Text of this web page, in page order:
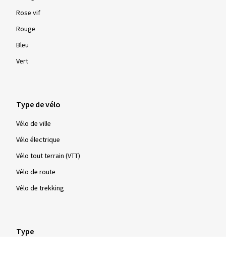
Rose vif
Rouge
Bleu
Vert
Type de vélo
Vélo de ville
Vélo électrique
Vélo tout terrain (VTT)
Vélo de route
Vélo de trekking
Type